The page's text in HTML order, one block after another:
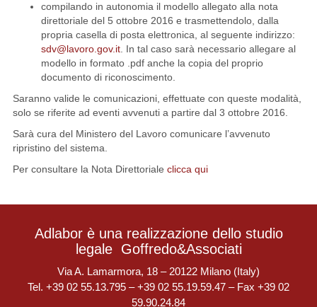
compilando in autonomia il modello allegato alla nota
direttoriale del 5 ottobre 2016 e trasmettendolo, dalla
propria casella di posta elettronica, al seguente indirizzo:
sdv@lavoro.gov.it. In tal caso sarà necessario allegare al
modello in formato .pdf anche la copia del proprio
documento di riconoscimento.
Saranno valide le comunicazioni, effettuate con queste modalità,
solo se riferite ad eventi avvenuti a partire dal 3 ottobre 2016.
Sarà cura del Ministero del Lavoro comunicare l’avvenuto
ripristino del sistema.
Per consultare la Nota Direttoriale clicca qui
Adlabor è una realizzazione dello studio
legale Goffredo&Associati
Via A. Lamarmora, 18 – 20122 Milano (Italy)
Tel. +39 02 55.13.795 – +39 02 55.19.59.47 – Fax +39 02
59.90.24.84